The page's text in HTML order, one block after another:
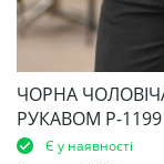
ЧОРНА
РУКАВОМ Р-1199
Є у наявності